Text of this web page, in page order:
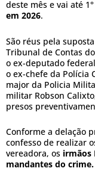
deste mês e vai até
em 2026.
São réus pela
Tribunal de Contas do
o ex-deputado
o ex-chefe da Polícia
major da Policia
militar Robson
presos
Conforme a delação
confesso de realizar
vereadora, os irmãos
mandantes do crime.